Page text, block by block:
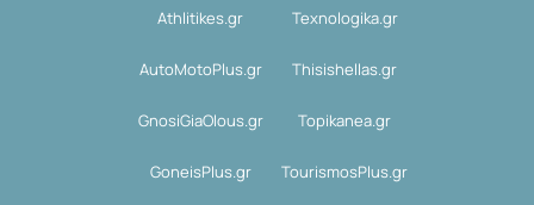
Athlitikes.gr Texnologika.gr
AutoMotoPlus.gr Thisishellas.gr
GnosiGiaOlous.gr Topikanea.gr
GoneisPlus.gr TourismosPlus.gr